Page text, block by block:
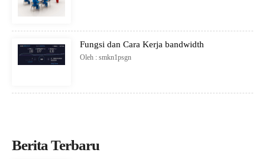
Fungsi dan Cara Kerja bandwidth
Oleh : smkn1psgn
Berita Terbaru